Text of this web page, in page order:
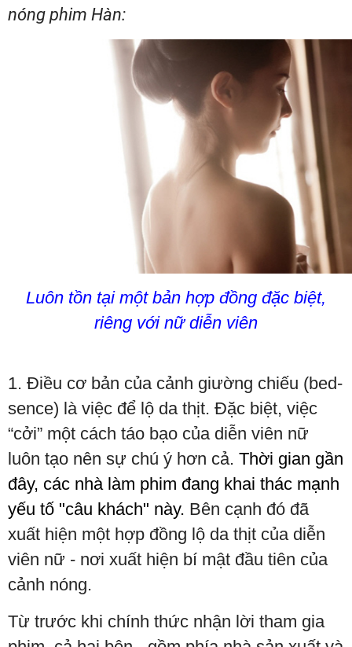
nóng phim Hàn:
Luôn tồn tại một bản hợp đồng đặc biệt,
riêng với nữ diễn viên
1. Điều cơ bản của cảnh giường chiếu (bed-
sence) là việc để lộ da thịt. Đặc biệt, việc
“cởi” một cách táo bạo của diễn viên nữ
luôn tạo nên sự chú ý hơn cả. Thời gian gần
đây, các nhà làm phim đang khai thác mạnh
yếu tố "câu khách" này. Bên cạnh đó đã
xuất hiện một hợp đồng lộ da thịt của diễn
viên nữ - nơi xuất hiện bí mật đầu tiên của
cảnh nóng.
Từ trước khi chính thức nhận lời tham gia